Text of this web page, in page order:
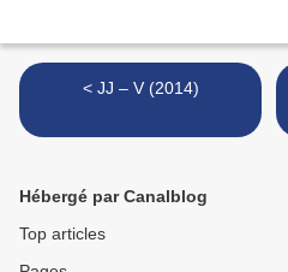
< JJ – V (2014)
Hébergé par Canalblog
Top articles